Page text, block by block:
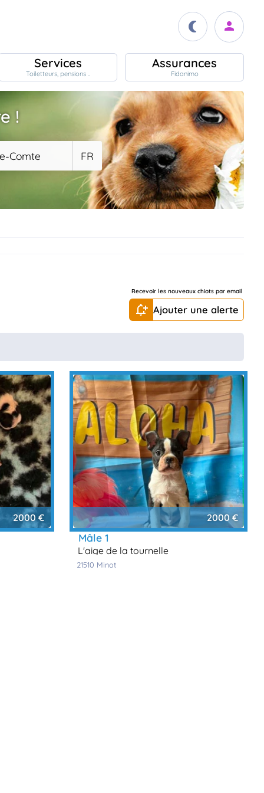
Services
Toiletteurs, pensions ..
Assurances
Fidanimo
!
Comte FR
Recevoir les nouveaux chiots par email
Ajouter une alerte
2000 € 2000 €
mâle 1
l'aige de la tournelle
21510 minot